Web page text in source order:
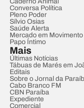
Conversa Política
Pleno Poder
Sílvio Osias
Saúde Alerta
Mercado em Movimento
Papo Íntimo
Mais
Últimas Notícias
Tábuas de Marés em
Editais
Sobre o Jornal da
Cabo Branco FM
CBN Paraíba
Expediente
Comercial